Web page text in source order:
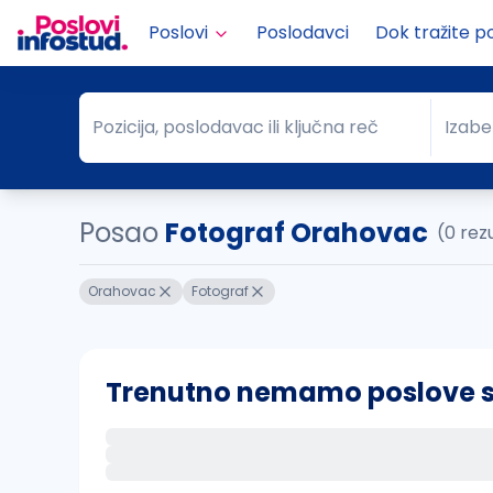
Poslovi Poslodavci Dok tražite
Pozicija, poslodavac ili ključna reč
Pozicija, poslodavac ili ključna reč Grad
Posao Fotograf Orahovac (0
Orahovac Fotograf
Trenutno nemamo poslove